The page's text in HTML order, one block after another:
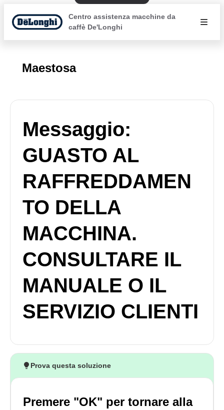
Centro assistenza macchine da
caffè De'Longhi
Maestosa
Messaggio:
GUASTO AL
RAFFREDDAMEN
TO DELLA
MACCHINA.
CONSULTARE IL
MANUALE O IL
SERVIZIO CLIENTI
Prova questa soluzione
Premere "OK" per tornare alla